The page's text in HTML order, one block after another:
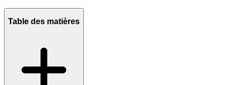
Table des matières